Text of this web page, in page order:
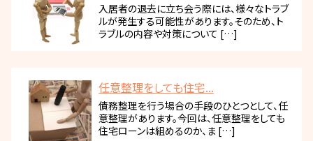
入居者の退去に立ち会う際には、様々なトラブ
ルが発生する可能性があります。そのため、ト
ラブルの内容や対策について […]
任意整理をしても住宅...
債務整理を行う場合の手段のひとつとして、任
意整理があります。今回は、任意整理をしても
住宅ローンは組めるのか、ま […]